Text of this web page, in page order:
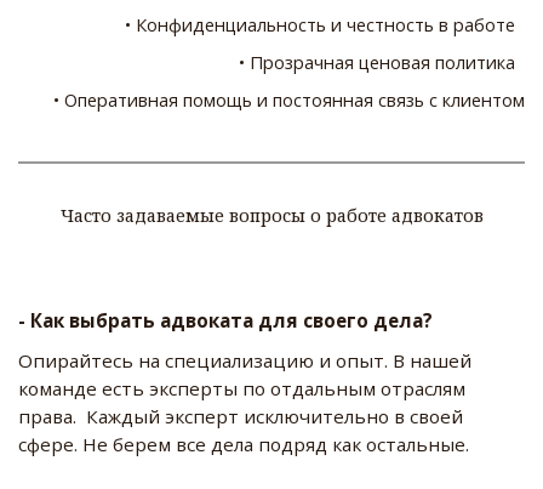
• Конфиденциальность и честность в работе
• Прозрачная ценовая политика
• Оперативная помощь и постоянная связь с клиентом
Часто задаваемые вопросы о работе адвокатов
- Как выбрать адвоката для своего дела?
Опирайтесь на специализацию и опыт. В нашей
команде есть эксперты по отдальным отраслям
права.  Каждый эксперт исключительно в своей
сфере. Не берем все дела подряд как остальные.